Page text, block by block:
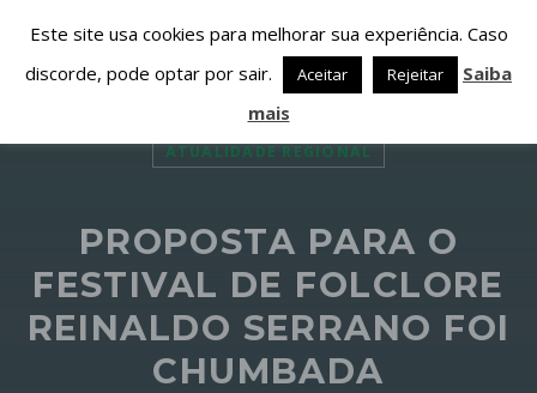
PESQUISAR NESTE WEBSITE:
PARTILHAR ESTA PÁGINA EM:
Twitter
ATUALIDADE REGIONAL
PROPOSTA PARA O
FESTIVAL DE FOLCLORE
REINALDO SERRANO FOI
CHUMBADA
Este site usa cookies para melhorar sua experiência. Caso
discorde, pode optar por sair.
Aceitar Rejeitar
Saiba
mais